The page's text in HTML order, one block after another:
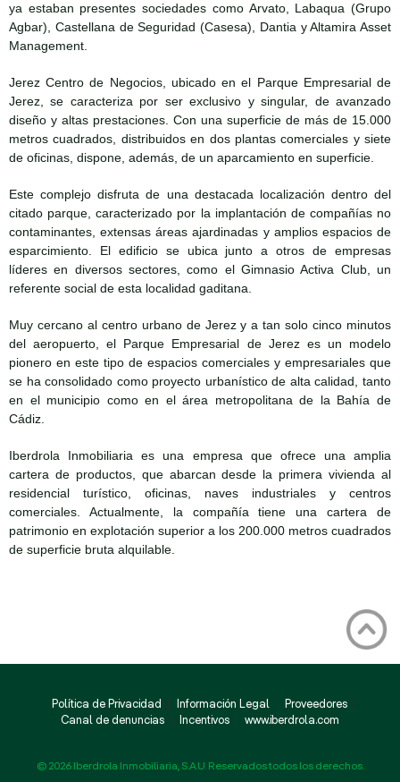
ya estaban presentes sociedades como Arvato, Labaqua (Grupo
Agbar), Castellana de Seguridad (Casesa), Dantia y Altamira Asset
Management.
Jerez Centro de Negocios, ubicado en el Parque Empresarial de
Jerez, se caracteriza por ser exclusivo y singular, de avanzado
diseño y altas prestaciones. Con una superficie de más de 15.000
metros cuadrados, distribuidos en dos plantas comerciales y siete
de oficinas, dispone, además, de un aparcamiento en superficie.
Este complejo disfruta de una destacada localización dentro del
citado parque, caracterizado por la implantación de compañías no
contaminantes, extensas áreas ajardinadas y amplios espacios de
esparcimiento. El edificio se ubica junto a otros de empresas
líderes en diversos sectores, como el Gimnasio Activa Club, un
referente social de esta localidad gaditana.
Muy cercano al centro urbano de Jerez y a tan solo cinco minutos
del aeropuerto, el Parque Empresarial de Jerez es un modelo
pionero en este tipo de espacios comerciales y empresariales que
se ha consolidado como proyecto urbanístico de alta calidad, tanto
en el municipio como en el área metropolitana de la Bahía de
Cádiz.
Iberdrola Inmobiliaria es una empresa que ofrece una amplia
cartera de productos, que abarcan desde la primera vivienda al
residencial turístico, oficinas, naves industriales y centros
comerciales. Actualmente, la compañía tiene una cartera de
patrimonio en explotación superior a los 200.000 metros cuadrados
de superficie bruta alquilable.
Política de Privacidad Información Legal
Proveedores
Canal de denuncias
Incentivos www.iberdrola.com
© 2026 Iberdrola Inmobiliaria, S.A.U. Reservados todos los derechos.